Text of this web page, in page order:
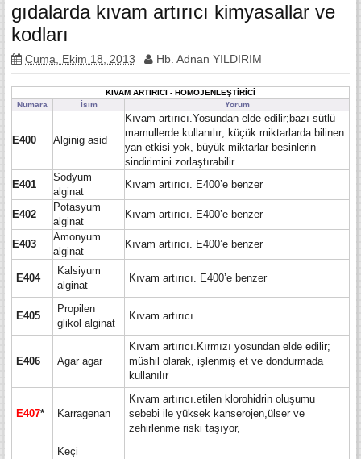
gıdalarda kıvam artırıcı kimyasallar ve
kodları
Cuma, Ekim 18, 2013 Hb. Adnan YILDIRIM
KIVAM ARTIRICI - HOMOJENLEŞTİRİCİ
Numara
İsim Yorum
E400 Alginig asid
Kıvam artırıcı.Yosundan elde edilir;bazı sütlü
mamullerde kullanılır; küçük miktarlarda bilinen
yan etkisi yok, büyük miktarlar besinlerin
sindirimini zorlaştırabilir.
E401
Sodyum
alginat
Kıvam artırıcı. E400’e benzer
E402
Potasyum
alginat
Kıvam artırıcı. E400’e benzer
E403
Amonyum
alginat
Kıvam artırıcı. E400’e benzer
E404
Kalsiyum
alginat
Kıvam artırıcı. E400’e benzer
E405
Propilen
glikol alginat
Kıvam artırıcı.
E406 Agar agar
Kıvam artırıcı.Kırmızı yosundan elde edilir;
müshil olarak, işlenmiş et ve dondurmada
kullanılır
E407* Karragenan
Kıvam artırıcı.etilen klorohidrin oluşumu
sebebi ile yüksek kanserojen,ülser ve
zehirlenme riski taşıyor,
Keçi